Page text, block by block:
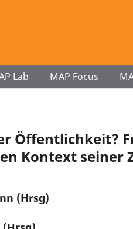
Lab MAP Focus
Öffentlichkeit?
Kontext seiner
(Hrsg)